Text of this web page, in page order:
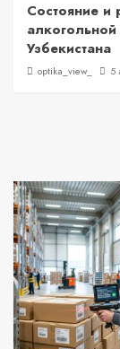
Состояние и
Узбекистана
optika_view_ 5